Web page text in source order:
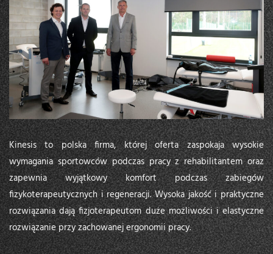
Kinesis to polska firma, której oferta zaspokaja wysokie
wymagania sportowców podczas pracy z rehabilitantem oraz
zapewnia wyjątkowy komfort podczas zabiegów
fizykoterapeutycznych i regeneracji. Wysoka jakość i praktyczne
rozwiązania dają fizjoterapeutom duże możliwości i elastyczne
rozwiązanie przy zachowanej ergonomii pracy.